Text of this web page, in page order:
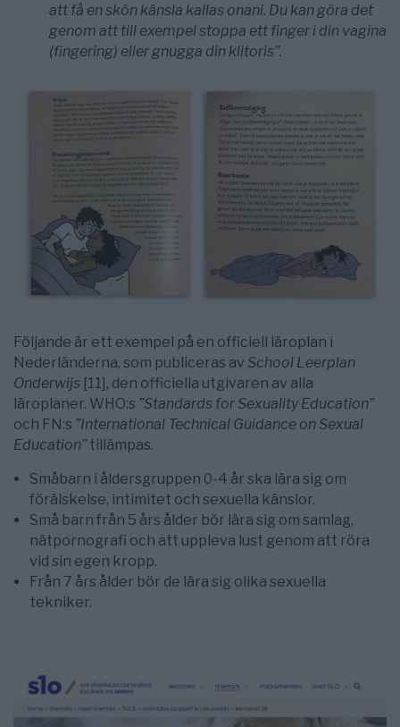
att få en skön känsla kallas onani. Du kan göra det
genom att till exempel stoppa ett finger i din vagina
(fingering) eller gnugga din klitoris”.
Följande är ett exempel på en officiell läroplan i
Nederländerna, som publiceras av School Leerplan
Onderwijs [11], den officiella utgivaren av alla
läroplaner. WHO:s ”Standards for Sexuality Education”
och FN:s ”International Technical Guidance on Sexual
Education”tillämpas.
Småbarn i åldersgruppen 0-4 år ska lära sig om
förälskelse, intimitet och sexuella känslor.
Små barn från 5 års ålder bör lära sig om samlag,
nätpornografi och att uppleva lust genom att röra
vid sin egen kropp.
Från 7 års ålder bör de lära sig olika sexuella
tekniker.